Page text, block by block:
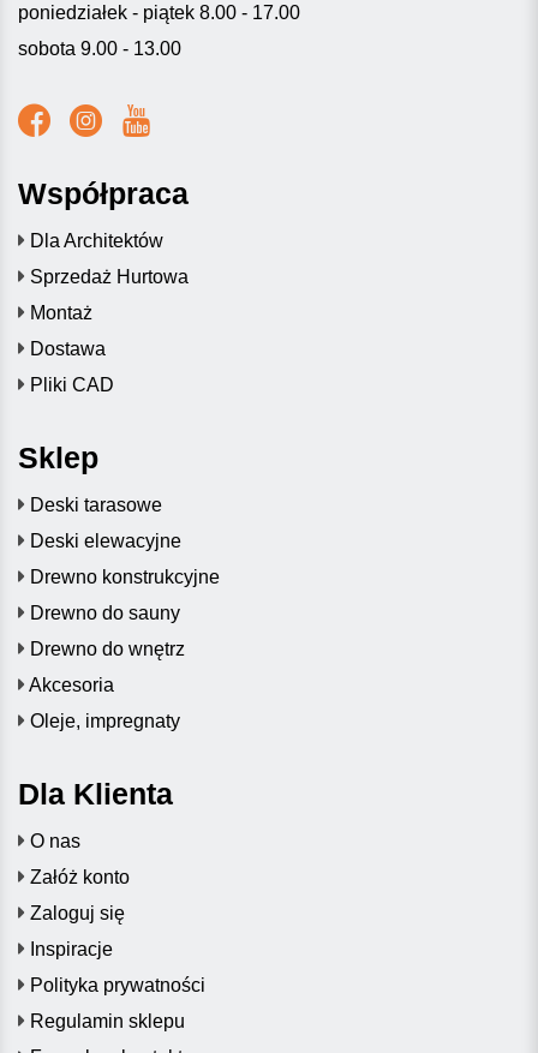
poniedziałek - piątek 8.00 - 17.00
sobota 9.00 - 13.00
Współpraca
Dla Architektów
Sprzedaż Hurtowa
Montaż
Dostawa
Pliki CAD
Sklep
Deski tarasowe
Deski elewacyjne
Drewno konstrukcyjne
Drewno do sauny
Drewno do wnętrz
Akcesoria
Oleje, impregnaty
Dla Klienta
O nas
Załóż konto
Zaloguj się
Inspiracje
Polityka prywatności
Regulamin sklepu